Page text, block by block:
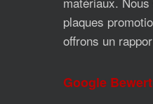
plaques
offrons un
Google